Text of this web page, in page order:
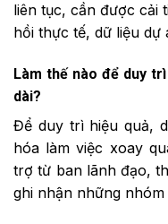
liên tục, cần được cải
hồi thực tế, dữ liệu dự
Làm thế nào để duy
dài?
Để duy trì hiệu quả,
hóa làm việc xoay
trợ từ ban lãnh đạo,
ghi nhận những